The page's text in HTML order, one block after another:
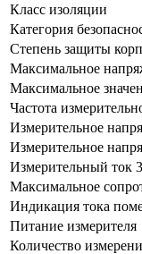
Класс изоляции
Категория
Степень защиты
Максимальное
Максимальное
Частота
Измерительное
Измерительное
Измерительный ток
Максимальное
Индикация тока
Питание измерителя
Количество